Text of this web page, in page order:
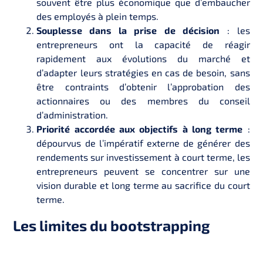
souvent être plus économique que d’embaucher
des employés à plein temps.
Souplesse dans la prise de décision : les
entrepreneurs ont la capacité de réagir
rapidement aux évolutions du marché et
d’adapter leurs stratégies en cas de besoin, sans
être contraints d’obtenir l’approbation des
actionnaires ou des membres du conseil
d’administration.
Priorité accordée aux objectifs à long terme :
dépourvus de l’impératif externe de générer des
rendements sur investissement à court terme, les
entrepreneurs peuvent se concentrer sur une
vision durable et long terme au sacrifice du court
terme.
Les limites du bootstrapping